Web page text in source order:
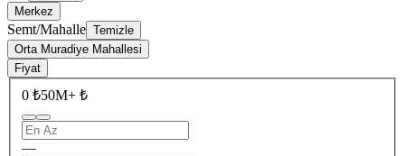
Merkez
Semt/Mahalle Temizle
Orta Muradiye Mahallesi
Fiyat
0 ₺50M+ ₺
—